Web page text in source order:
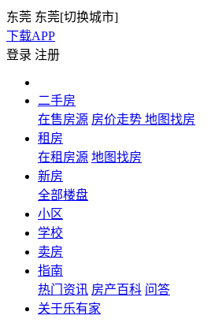
东莞 东莞[切换城市]
下载APP
登录 注册
二手房
在售房源 房价走势 地图找房
租房
在租房源 地图找房
新房
全部楼盘
小区
学校
卖房
指南
热门资讯 房产百科 问答
关于乐有家